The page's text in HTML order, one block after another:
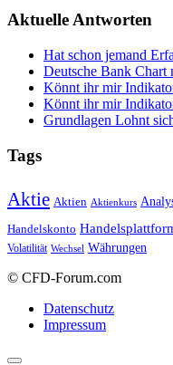
Aktuelle Antworten
Hat schon jemand
Deutsche Bank Chart
Könnt ihr mir
Könnt ihr mir
Grundlagen Lohnt
Tags
Aktie Aktien Aktienkurs
Handelskonto
Volatilität Wechsel Währungen
© CFD-Forum.com
Datenschutz
Impressum